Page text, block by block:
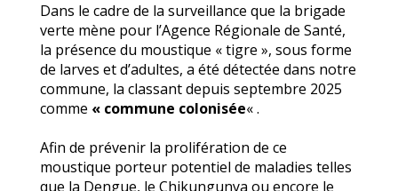
Dans le cadre de la surveillance que la brigade
verte mène pour l’Agence Régionale de Santé,
la présence du moustique « tigre », sous forme
de larves et d’adultes, a été détectée dans notre
commune, la classant depuis septembre 2025
comme « commune colonisée« .
Afin de prévenir la prolifération de ce
moustique porteur potentiel de maladies telles
que la Dengue, le Chikungunya ou encore le